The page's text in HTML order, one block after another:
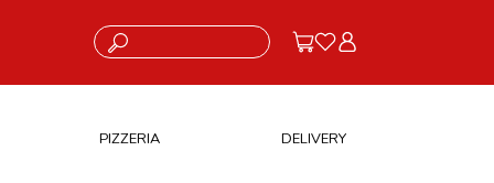
Cosa stai cercando?
PIZZERIA DELIVERY